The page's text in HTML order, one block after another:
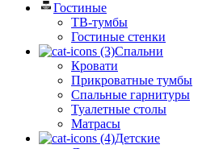
Гостиные
ТВ-тумбы
Гостиные стенки
Спальни
Кровати
Прикроватные тумбы
Спальные гарнитуры
Туалетные столы
Матрасы
Детские